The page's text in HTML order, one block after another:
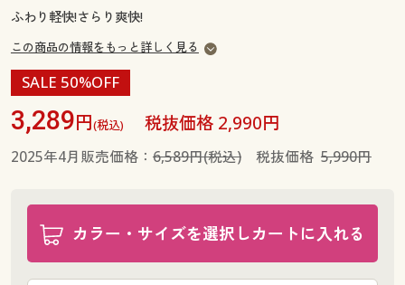
よくある質問とお問い合わせ
ふわり軽快!さらり爽快!
この商品の情報をもっと詳しく見る
SALE 50%OFF
3,289円(税込) 税抜価格 2,990円
2025年4月販売価格： 6,589円(税込)税抜価格 5,990円
カラー・サイズを選択しカートに入れる